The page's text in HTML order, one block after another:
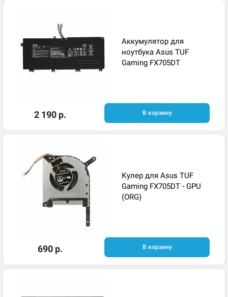
Аккумулятор для
ноутбука Asus TUF
Gaming FX705DT
2 190 р. В корзину
Кулер для Asus TUF
Gaming FX705DT - GPU
(ORG)
690 р. В корзину